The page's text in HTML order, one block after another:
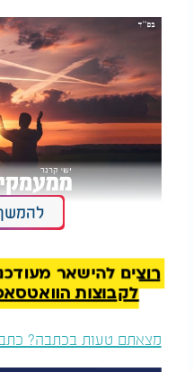
ישי קרנר - "ממעמקים
רוצים להישאר
לקבוצות הוואטסאפ של
מצאתם טעות בכתבה?